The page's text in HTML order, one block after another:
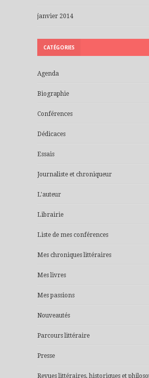
janvier 2014
CATÉGORIES
Agenda
Biographie
Conférences
Dédicaces
Essais
Journaliste et chroniqueur
L'auteur
Librairie
Liste de mes conférences
Mes chroniques littéraires
Mes livres
Mes passions
Nouveautés
Parcours littéraire
Presse
Revues littéraires, historiques et